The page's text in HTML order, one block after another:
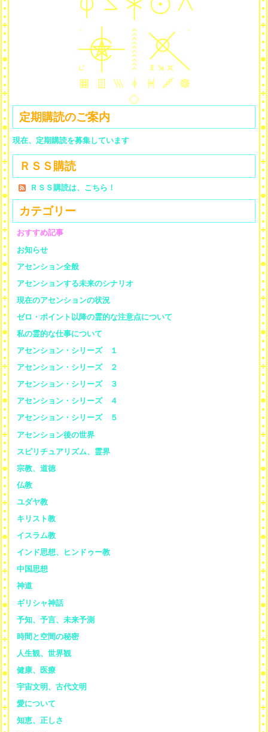
定期購読のご案内
現在、定期購読を募集しています
ＲＳＳ購読
ＲＳＳ購読は、こちら！
カテゴリー
おすすめ記事
お知らせ
アセンション全般
アセンションする未来のシナリオ
現在のアセンションの状況
ゼロ・ポイント以降の霊的な注意点について
私の霊的な仕事について
アセンション・シリーズ １
アセンション・シリーズ ２
アセンション・シリーズ ３
アセンション・シリーズ ４
アセンション・シリーズ ５
アセンション後の世界
スピリチュアリズム、霊界
宗教、道徳
仏教
ユダヤ教
キリスト教
イスラム教
インド思想、ヒンドゥー教
中国思想
神道
ギリシャ神話
予知、予言、未来予測
時間と空間の秘密
人生観、世界観
健康、医療
宇宙文明、古代文明
愛について
知恵、正しさ